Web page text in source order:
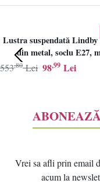
Lustra suspendată
din metal, soclu E27,
98,99 Lei
553,80 Lei
Vrei sa afli prin email
acum la